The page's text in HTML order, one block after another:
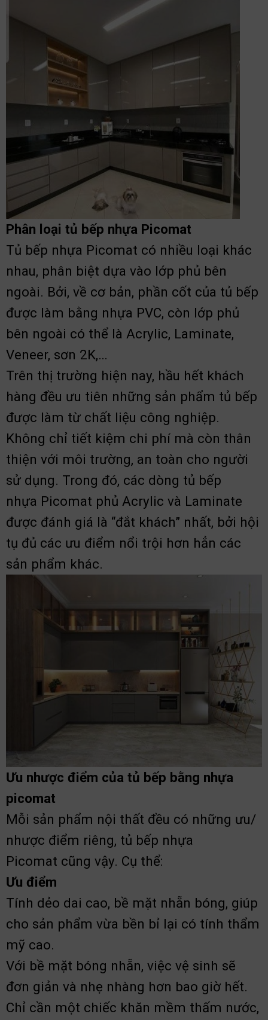
Phân loại tủ bếp nhựa Picomat
Tủ bếp nhựa Picomat có nhiều loại khác
nhau, phân biệt dựa vào lớp phủ bên
ngoài. Bởi, về cơ bản, phần cốt của tủ bếp
được làm bằng nhựa PVC, còn lớp phủ
bên ngoài có thể là Acrylic, Laminate,
Veneer, sơn 2K,…
Trên thị trường hiện nay, hầu hết khách
hàng đều ưu tiên những sản phẩm tủ bếp
được làm từ chất liệu công nghiệp.
Không chỉ tiết kiệm chi phí mà còn thân
thiện với môi trường, an toàn cho người
sử dụng. Trong đó, các dòng tủ bếp
nhựa Picomat phủ Acrylic và Laminate
được đánh giá là “đắt khách” nhất, bởi hội
tụ đủ các ưu điểm nổi trội hơn hẳn các
sản phẩm khác.
Ưu nhược điểm của tủ bếp bằng nhựa
picomat
Mỗi sản phẩm nội thất đều có những ưu/
nhược điểm riêng, tủ bếp nhựa
Picomat cũng vậy. Cụ thể:
Ưu điểm
Tính dẻo dai cao, bề mặt nhẵn bóng, giúp
cho sản phẩm vừa bền bỉ lại có tính thẩm
mỹ cao.
Với bề mặt bóng nhẵn, việc vệ sinh sẽ
đơn giản và nhẹ nhàng hơn bao giờ hết.
Chỉ cần một chiếc khăn mềm thấm nước,